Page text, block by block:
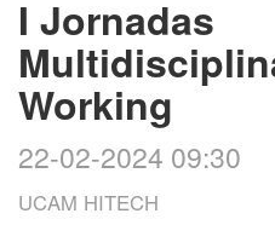
I Jornadas
Working
22-02-2024 09:30
UCAM HITECH